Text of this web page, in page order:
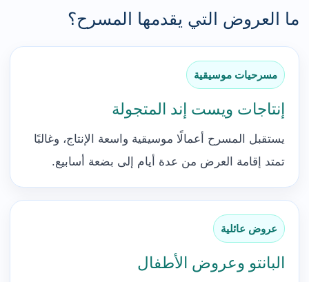
ما العروض التي يقدمها المسرح؟
مسرحيات موسيقية
إنتاجات ويست إند المتجولة
يستقبل المسرح أعمالًا موسيقية واسعة الإنتاج، وغالبًا
تمتد إقامة العرض من عدة أيام إلى بضعة أسابيع.
عروض عائلية
البانتو وعروض الأطفال